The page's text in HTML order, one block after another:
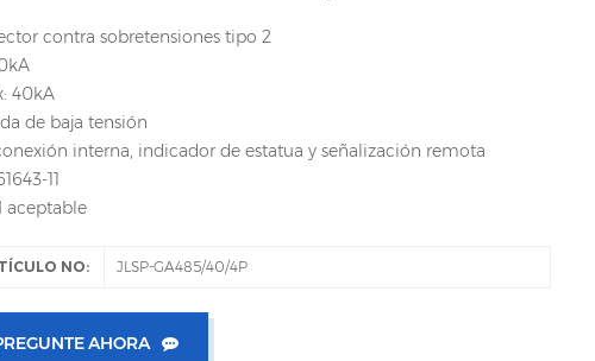
contra sobretensiones tipo 2
40kA
de baja tensión
interna, indicador de estatua y señalización remota
11
aceptable
NO: JLSP-GA485/40/4P
AHORA